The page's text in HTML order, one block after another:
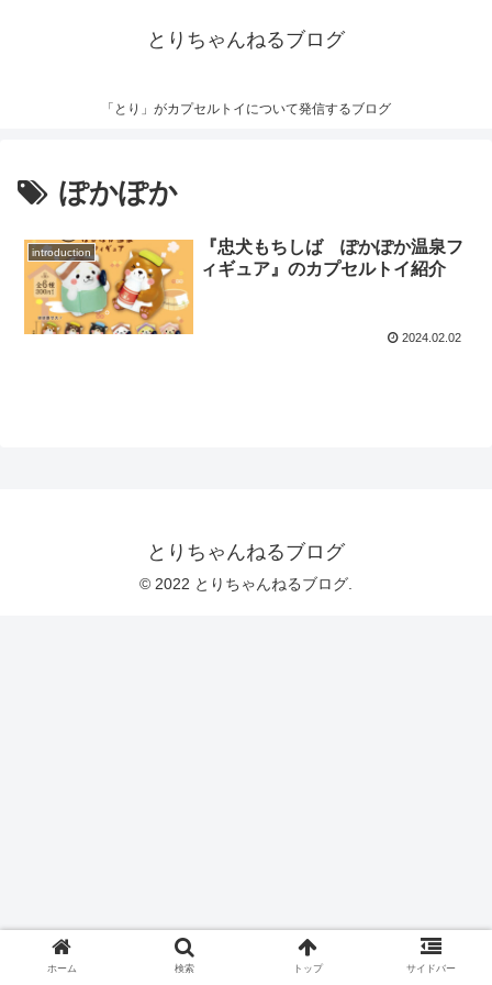
とりちゃんねるブログ
「とり」がカプセルトイについて発信するブログ
ぽかぽか
introduction
『忠犬もちしば ぽかぽか温泉フ
ィギュア』のカプセルトイ紹介
2024.02.02
とりちゃんねるブログ
© 2022 とりちゃんねるブログ.
ホーム 検索 トップ サイドバー